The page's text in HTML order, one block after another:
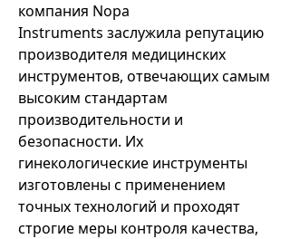
компания Nopa
Instruments заслужила репутацию
производителя медицинских
инструментов, отвечающих самым
высоким стандартам
производительности и
безопасности. Их
гинекологические инструменты
изготовлены с применением
точных технологий и проходят
строгие меры контроля качества,